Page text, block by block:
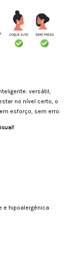
versátil,
no nível certo, o
esforço, sem erro.
e hipoalergênica